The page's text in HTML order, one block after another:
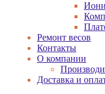
Ремонт весов
Контакты
О компании
Доставка и